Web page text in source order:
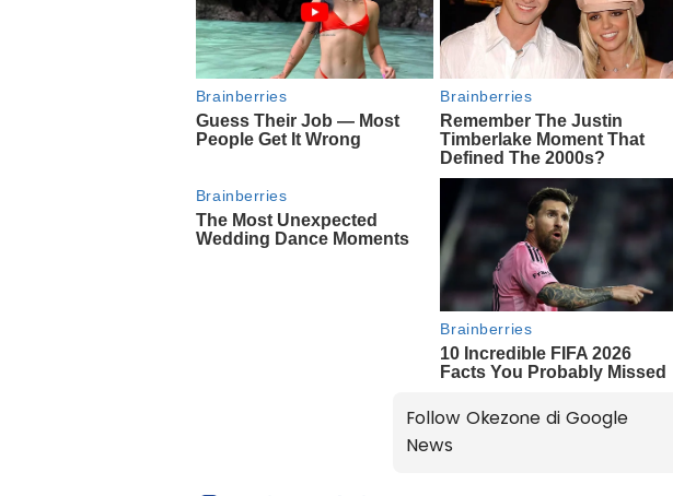
Follow Okezone di Google
News